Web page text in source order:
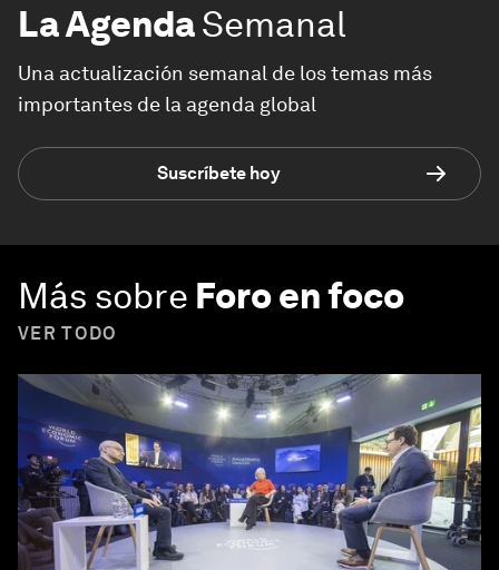
La AgendaSemanal
Una actualización semanal de los temas más
importantes de la agenda global
Suscríbete hoy
Más sobre Foro en foco
VER TODO